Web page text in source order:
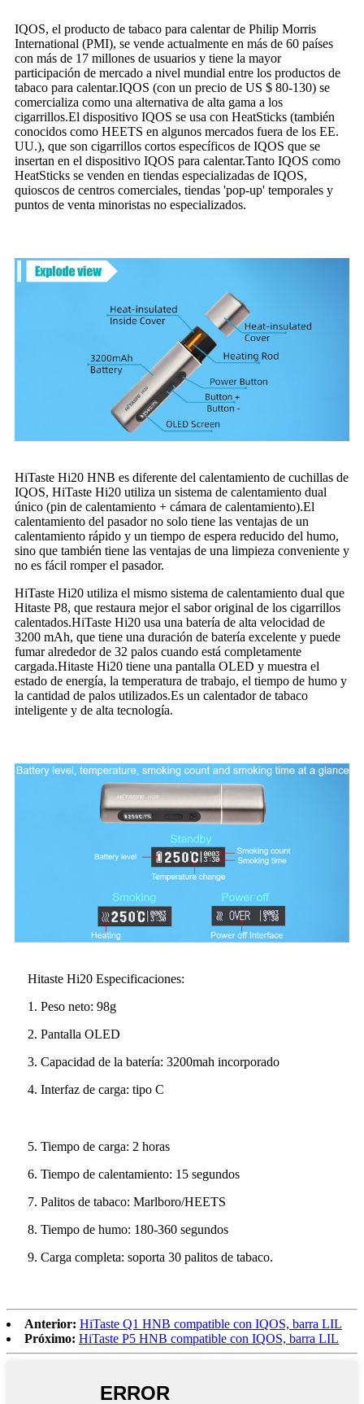
IQOS, el producto de tabaco para calentar de Philip Morris
International (PMI), se vende actualmente en más de 60 países
con más de 17 millones de usuarios y tiene la mayor
participación de mercado a nivel mundial entre los productos de
tabaco para calentar.IQOS (con un precio de US $ 80-130) se
comercializa como una alternativa de alta gama a los
cigarrillos.El dispositivo IQOS se usa con HeatSticks (también
conocidos como HEETS en algunos mercados fuera de los EE.
UU.), que son cigarrillos cortos específicos de IQOS que se
insertan en el dispositivo IQOS para calentar.Tanto IQOS como
HeatSticks se venden en tiendas especializadas de IQOS,
quioscos de centros comerciales, tiendas 'pop-up' temporales y
puntos de venta minoristas no especializados.
HiTaste Hi20 HNB es diferente del calentamiento de cuchillas de
IQOS, HiTaste Hi20 utiliza un sistema de calentamiento dual
único (pin de calentamiento + cámara de calentamiento).El
calentamiento del pasador no solo tiene las ventajas de un
calentamiento rápido y un tiempo de espera reducido del humo,
sino que también tiene las ventajas de una limpieza conveniente y
no es fácil romper el pasador.
HiTaste Hi20 utiliza el mismo sistema de calentamiento dual que
Hitaste P8, que restaura mejor el sabor original de los cigarrillos
calentados.HiTaste Hi20 usa una batería de alta velocidad de
3200 mAh, que tiene una duración de batería excelente y puede
fumar alrededor de 32 palos cuando está completamente
cargada.Hitaste Hi20 tiene una pantalla OLED y muestra el
estado de energía, la temperatura de trabajo, el tiempo de humo y
la cantidad de palos utilizados.Es un calentador de tabaco
inteligente y de alta tecnología.
Hitaste Hi20 Especificaciones:
1. Peso neto: 98g
2. Pantalla OLED
3. Capacidad de la batería: 3200mah incorporado
4. Interfaz de carga: tipo C
5. Tiempo de carga: 2 horas
6. Tiempo de calentamiento: 15 segundos
7. Palitos de tabaco: Marlboro/HEETS
8. Tiempo de humo: 180-360 segundos
9. Carga completa: soporta 30 palitos de tabaco.
Anterior: HiTaste Q1 HNB compatible con IQOS, barra LIL
Próximo: HiTaste P5 HNB compatible con IQOS, barra LIL